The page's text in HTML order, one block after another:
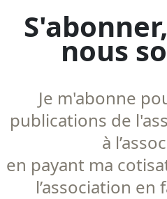
nous
Je m'abonne
publications de
à
en payant ma
l’association en